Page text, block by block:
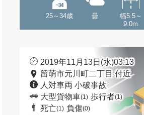
25～34歳 曇
幅5.5～
9.0m
2019年11月13日(水)03:13
留萌市元川町二丁目 付近
人対車両 小破事故
大型貨物車(1) 歩行者(1)
死亡(1) 負傷(0)